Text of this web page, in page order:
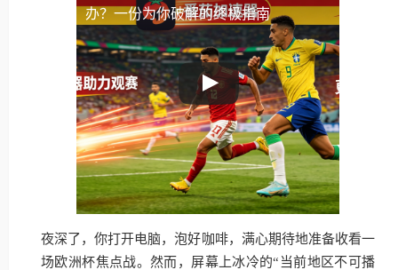
办？一份为你破解的终极指南
夜深了，你打开电脑，泡好咖啡，满心期待地准备收看一
场欧洲杯焦点战。然而，屏幕上冰冷的“当前地区不可播